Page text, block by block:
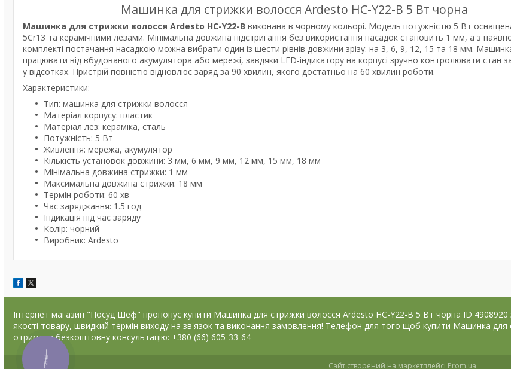
Машинка для стрижки волосся Ardesto HC-Y22-B 5 Вт чорна
Машинка для стрижки волосся Ardesto HC-Y22-B виконана в чорному кольорі. Модель потужністю 5 Вт
5Cr13 та керамічними лезами. Мінімальна довжина підстригання без використання насадок становить 1 мм, а з
комплекті постачання насадкою можна вибрати один із шести рівнів довжини зрізу: на 3, 6, 9, 12, 15 та 18 мм.
працювати від вбудованого акумулятора або мережі, завдяки LED-індикатору на корпусі зручно контролювати стан
у відсотках. Пристрій повністю відновлює заряд за 90 хвилин, якого достатньо на 60 хвилин роботи.
Характеристики:
Тип: машинка для стрижки волосся
Матеріал корпусу: пластик
Матеріал лез: кераміка, сталь
Потужність: 5 Вт
Живлення: мережа, акумулятор
Кількість установок довжини: 3 мм, 6 мм, 9 мм, 12 мм, 15 мм, 18 мм
Мінімальна довжина стрижки: 1 мм
Максимальна довжина стрижки: 18 мм
Термін роботи: 60 хв
Час заряджання: 1.5 год
Індикація під час заряду
Колір: чорний
Виробник: Ardesto
Інтернет магазин "Посуд Шеф" пропонує купити Машинка для стрижки волосся Ardesto HС-Y22-B 5 Вт чорна ID 4908920 з
якості товару, швидкий термін виходу на зв'язок та виконання замовлення! Телефон для того щоб купити Машинка
отримати безкоштовну консультацію: +380 (66) 605-33-64
Сайт створений на маркетплейсі Prom.ua
КНОПКА
ЗВ'ЯЗКУ